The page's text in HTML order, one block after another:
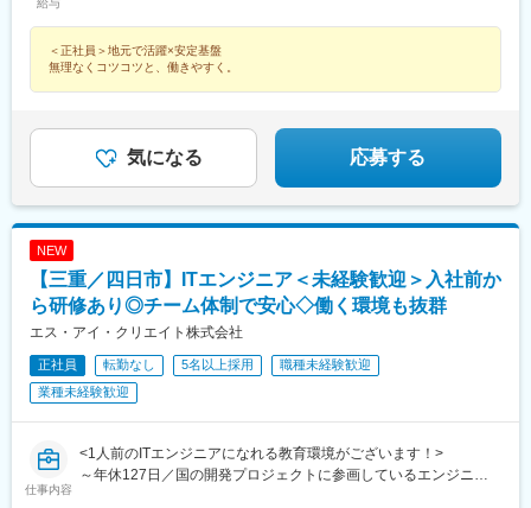
給与
分）＋一律技能手当5万円＋一律地域手当2万5000円含む※いずれ
も固定残業代は残業の有無に関わらず支給／超過分は別途支給
＜正社員＞地元で活躍×安定基盤
無理なくコツコツと、働きやすく。
気になる 応募する
NEW
【三重／四日市】ITエンジニア＜未経験歓迎＞入社前か
ら研修あり◎チーム体制で安心◇働く環境も抜群
エス・アイ・クリエイト株式会社
正社員 転勤なし 5名以上採用
職種未経験歓迎
業種未経験歓迎
仕事内容
<1人前のITエンジニアになれる教育環境がございます！>
～年休127日／国の開発プロジェクトに参画しているエンジニア